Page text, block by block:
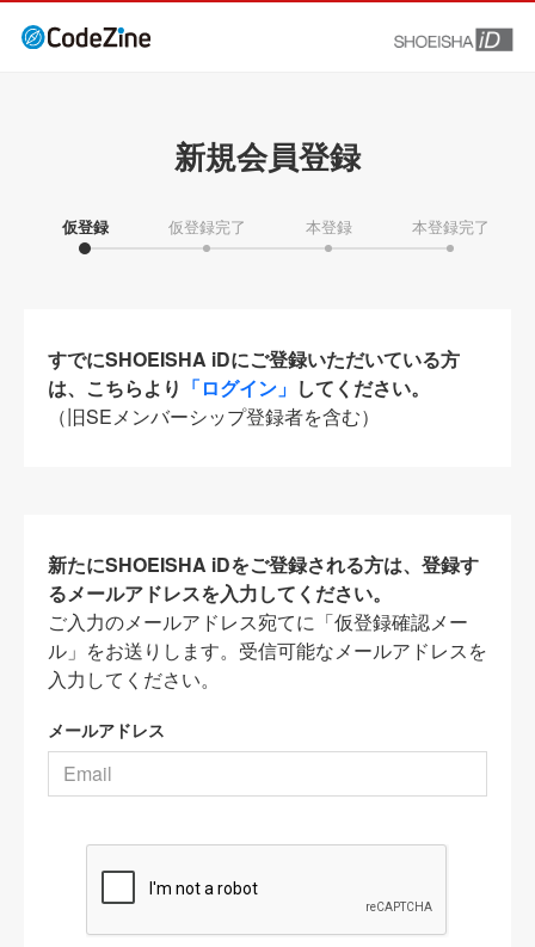
新規会員登録
仮登録 仮登録完了 本登録 本登録完了
すでにSHOEISHA iDにご登録いただいている方
は、こちらより 「ログイン」 してください。
（旧SEメンバーシップ登録者を含む）
新たにSHOEISHA iDをご登録される方は、登録す
るメールアドレスを入力してください。
ご入力のメールアドレス宛てに「仮登録確認メー
ル」をお送りします。受信可能なメールアドレスを
入力してください。
メールアドレス